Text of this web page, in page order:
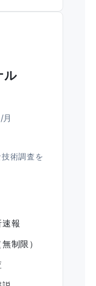
ル
/月
術調査を
報
制限）